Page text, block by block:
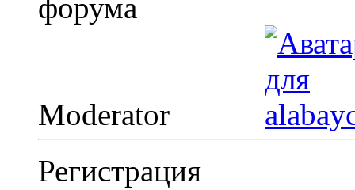
Moderator
Регистрация